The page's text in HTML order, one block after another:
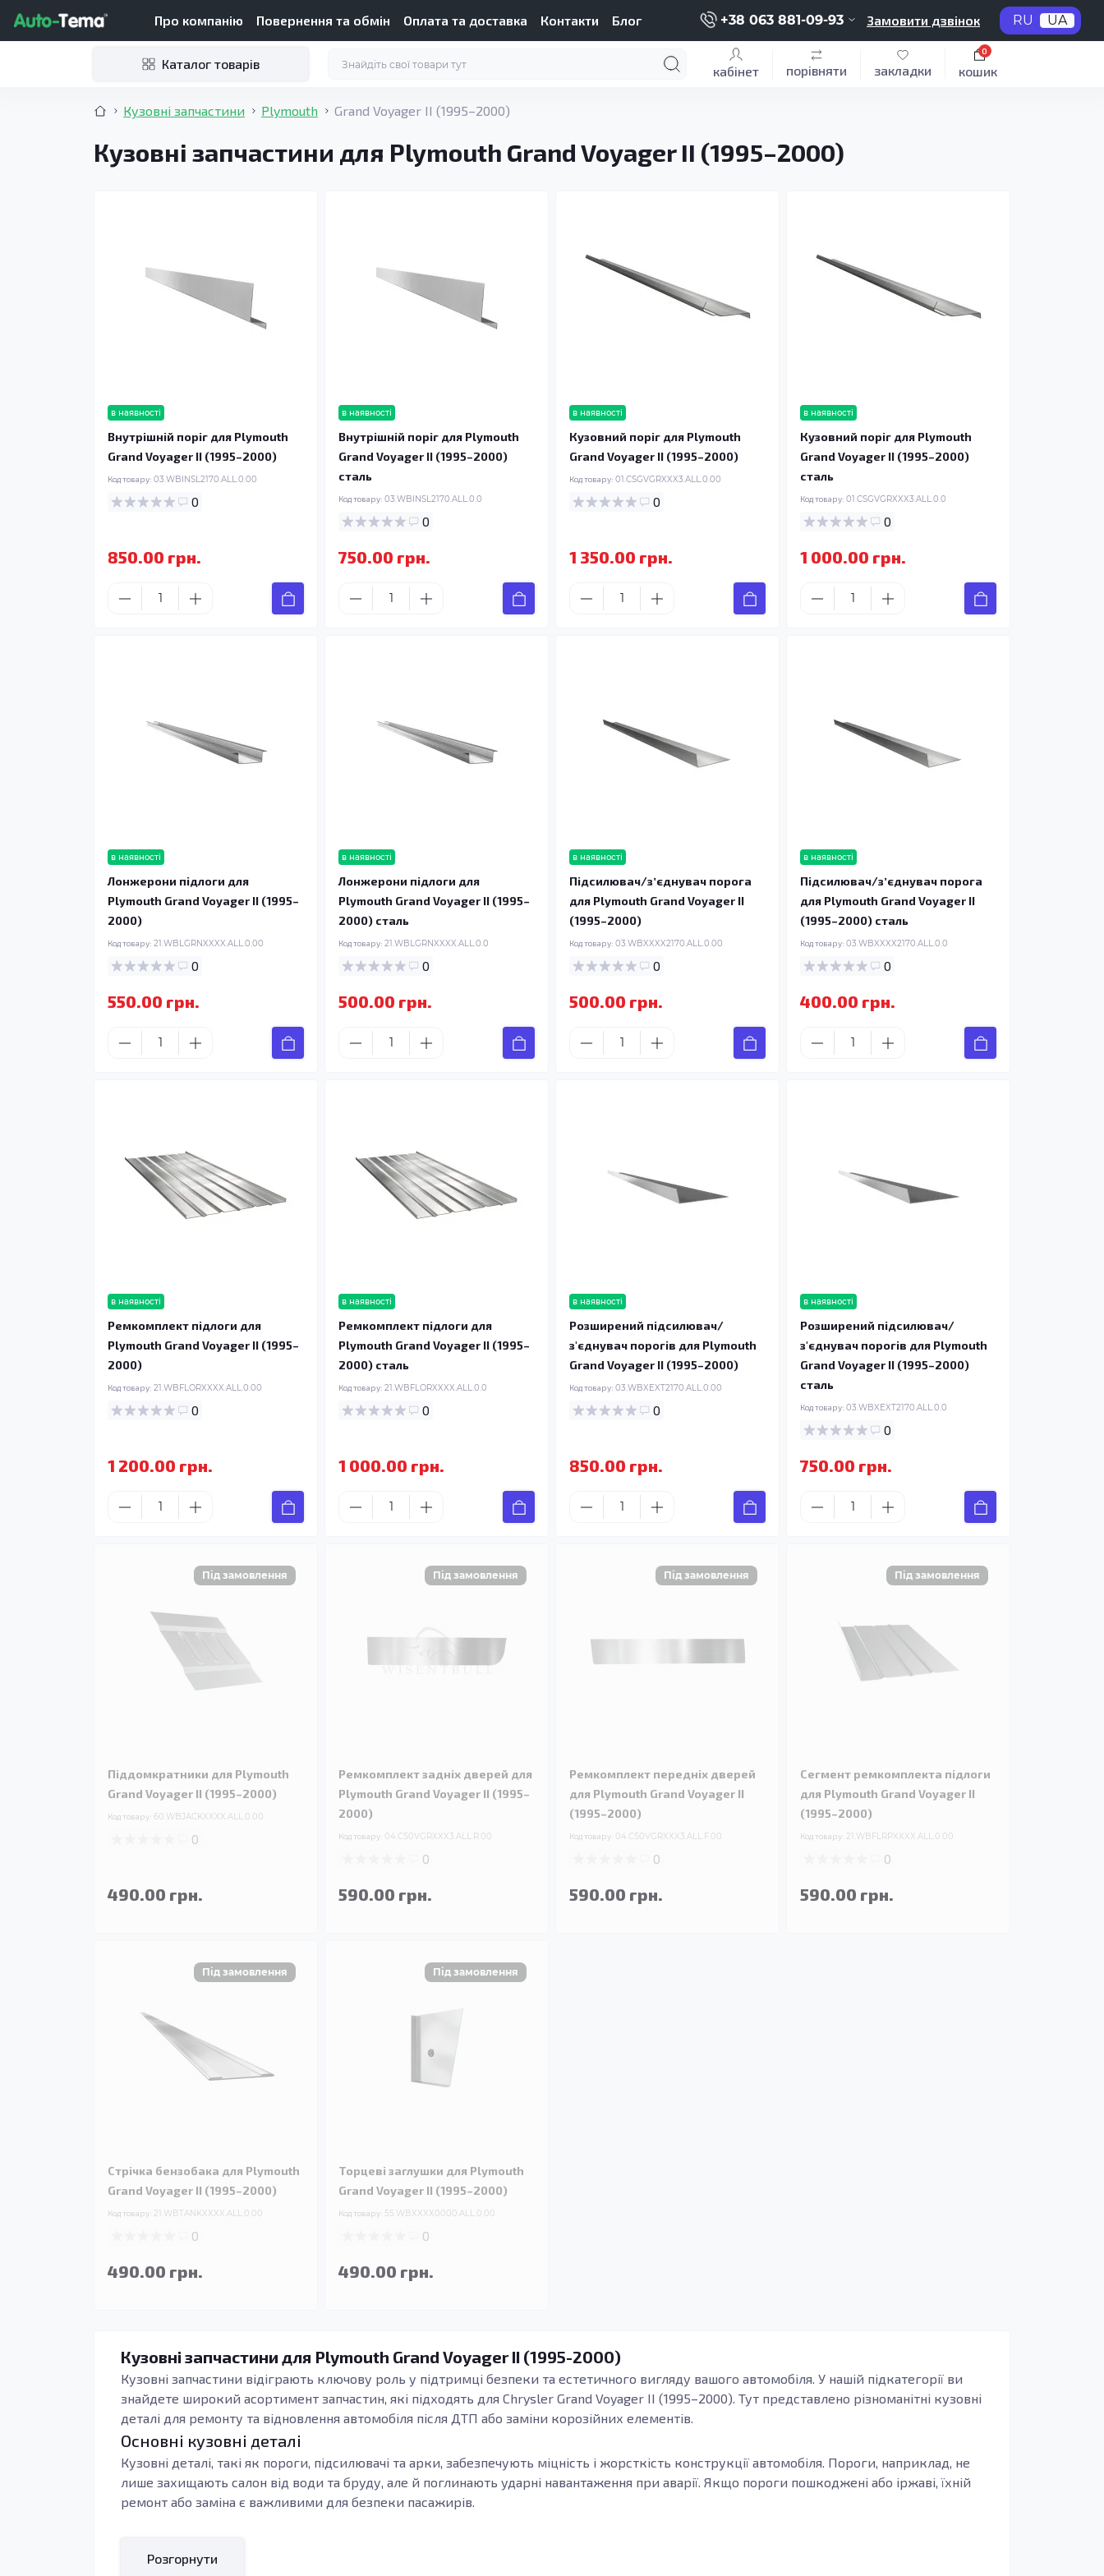
Про компанію Повернення та обмін Оплата та доставка Контакти Блог +38 063 881-09-93 Замовити дзвінок RU UA
Каталог товарів кабінет порівняти закладки кошик
0
Кузовні запчастини Plymouth Grand Voyager II (1995–2000)
Кузовні запчастини для Plymouth Grand Voyager II (1995–2000)
в наявності
Внутрішній поріг для Plymouth
Grand Voyager II (1995–2000)
Код товару: 03.WBINSL2170.ALL.0.00
0
850.00 грн.
в наявності
Внутрішній поріг для Plymouth
Grand Voyager II (1995–2000)
сталь
Код товару: 03.WBINSL2170.ALL.0.0
0
750.00 грн.
в наявності
Кузовний поріг для Plymouth
Grand Voyager II (1995–2000)
Код товару: 01.CSGVGRXXX3.ALL.0.00
0
1 350.00 грн.
в наявності
Кузовний поріг для Plymouth
Grand Voyager II (1995–2000)
сталь
Код товару: 01.CSGVGRXXX3.ALL.0.0
0
1 000.00 грн.
в наявності
Лонжерони підлоги для
Plymouth Grand Voyager II (1995–
2000)
Код товару: 21.WBLGRNXXXX.ALL.0.00
0
550.00 грн.
в наявності
Лонжерони підлоги для
Plymouth Grand Voyager II (1995–
2000) сталь
Код товару: 21.WBLGRNXXXX.ALL.0.0
0
500.00 грн.
в наявності
Підсилювач/зʼєднувач порога
для Plymouth Grand Voyager II
(1995–2000)
Код товару: 03.WBXXXX2170.ALL.0.00
0
500.00 грн.
в наявності
Підсилювач/зʼєднувач порога
для Plymouth Grand Voyager II
(1995–2000) сталь
Код товару: 03.WBXXXX2170.ALL.0.0
0
400.00 грн.
в наявності
Ремкомплект підлоги для
Plymouth Grand Voyager II (1995–
2000)
Код товару: 21.WBFLORXXXX.ALL.0.00
0
1 200.00 грн.
в наявності
Ремкомплект підлоги для
Plymouth Grand Voyager II (1995–
2000) сталь
Код товару: 21.WBFLORXXXX.ALL.0.0
0
1 000.00 грн.
в наявності
Розширений підсилювач/
з'єднувач порогів для Plymouth
Grand Voyager II (1995–2000)
Код товару: 03.WBXEXT2170.ALL.0.00
0
850.00 грн.
в наявності
Розширений підсилювач/
з'єднувач порогів для Plymouth
Grand Voyager II (1995–2000)
сталь
Код товару: 03.WBXEXT2170.ALL.0.0
0
750.00 грн.
Піддомкратники для Plymouth
Grand Voyager II (1995–2000)
Код товару: 60.WBJACKXXXX.ALL.0.00
0
490.00 грн.
Ремкомплект задніх дверей для
Plymouth Grand Voyager II (1995–
2000)
Код товару: 04.CS0VGRXXX3.ALL.R.00
0
590.00 грн.
Ремкомплект передніх дверей
для Plymouth Grand Voyager II
(1995–2000)
Код товару: 04.CS0VGRXXX3.ALL.F.00
0
590.00 грн.
Сегмент ремкомплекта підлоги
для Plymouth Grand Voyager II
(1995–2000)
Код товару: 21.WBFLRPXXXX.ALL.0.00
0
590.00 грн.
Стрічка бензобака для Plymouth
Grand Voyager II (1995–2000)
Код товару: 21.WBTANKXXXX.ALL.0.00
0
490.00 грн.
Торцеві заглушки для Plymouth
Grand Voyager II (1995–2000)
Код товару: 55.WBXXXX0000.ALL.0.00
0
490.00 грн.
Кузовні запчастини для Plymouth Grand Voyager II (1995-2000)
Кузовні запчастини відіграють ключову роль у підтримці безпеки та естетичного вигляду вашого автомобіля. У нашій підкатегорії ви
знайдете широкий асортимент запчастин, які підходять для Chrysler Grand Voyager II (1995–2000). Тут представлено різноманітні кузовні
деталі для ремонту та відновлення автомобіля після ДТП або заміни корозійних елементів.
Основні кузовні деталі
Кузовні деталі, такі як пороги, підсилювачі та арки, забезпечують міцність і жорсткість конструкції автомобіля. Пороги, наприклад, не
лише захищають салон від води та бруду, але й поглинають ударні навантаження при аварії. Якщо пороги пошкоджені або іржаві, їхній
ремонт або заміна є важливими для безпеки пасажирів.
особливо важливо для регіонів з вологим кліматом, де автомобілі піддаються швидшому іржавінню. Заміна корозійних елементів кузова,
Розгорнути